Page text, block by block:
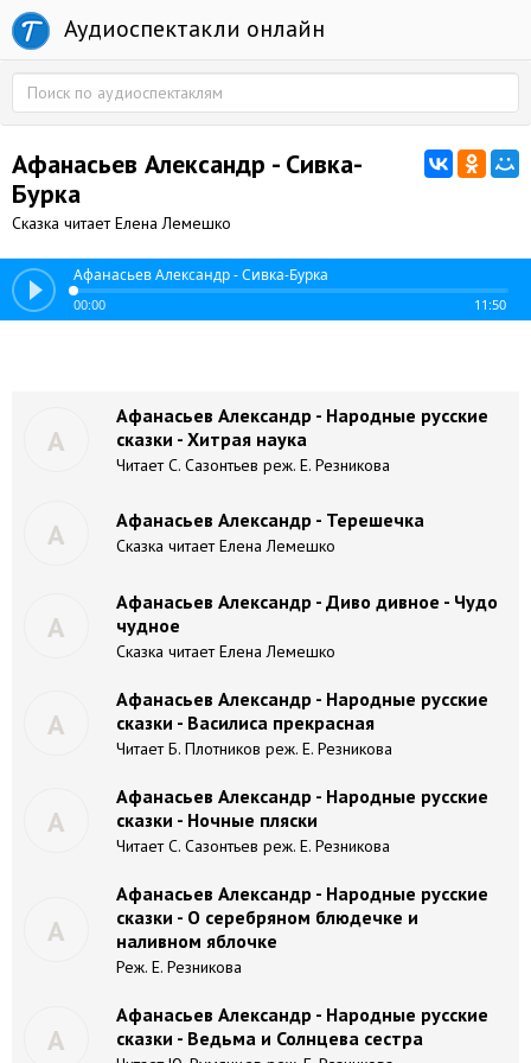
Аудиоспектакли онлайн
Афанасьев Александр - Сивка-
Бурка
Сказка читает Елена Лемешко
Афанасьев Александр - Сивка-Бурка
00:00 11:50
А
Афанасьев Александр - Народные русские
сказки - Хитрая наука
Читает С. Сазонтьев реж. Е. Резникова
А Афанасьев Александр - Терешечка
Сказка читает Елена Лемешко
А
Афанасьев Александр - Диво дивное - Чудо
чудное
Сказка читает Елена Лемешко
А
Афанасьев Александр - Народные русские
сказки - Василиса прекрасная
Читает Б. Плотников реж. Е. Резникова
А
Афанасьев Александр - Народные русские
сказки - Ночные пляски
Читает С. Сазонтьев реж. Е. Резникова
А
Афанасьев Александр - Народные русские
сказки - О серебряном блюдечке и
наливном яблочке
Реж. Е. Резникова
А
Афанасьев Александр - Народные русские
сказки - Ведьма и Солнцева сестра